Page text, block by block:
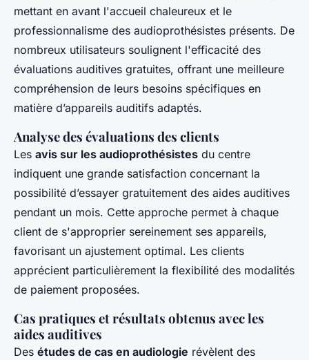
mettant en avant l'accueil chaleureux et le
professionnalisme des audioprothésistes présents. De
nombreux utilisateurs soulignent l'efficacité des
évaluations auditives gratuites, offrant une meilleure
compréhension de leurs besoins spécifiques en
matière d’appareils auditifs adaptés.
Analyse des évaluations des clients
Les avis sur les audioprothésistes du centre
indiquent une grande satisfaction concernant la
possibilité d’essayer gratuitement des aides auditives
pendant un mois. Cette approche permet à chaque
client de s'approprier sereinement ses appareils,
favorisant un ajustement optimal. Les clients
apprécient particulièrement la flexibilité des modalités
de paiement proposées.
Cas pratiques et résultats obtenus avec les
aides auditives
Des études de cas en audiologie révèlent des